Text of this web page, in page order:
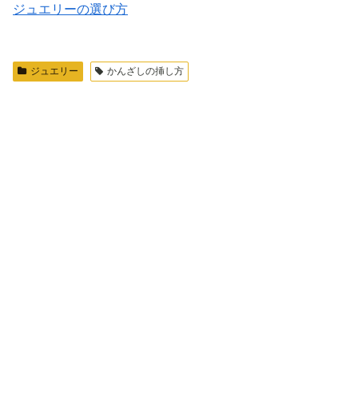
ジュエリーの選び方
ジュエリー かんざしの挿し方